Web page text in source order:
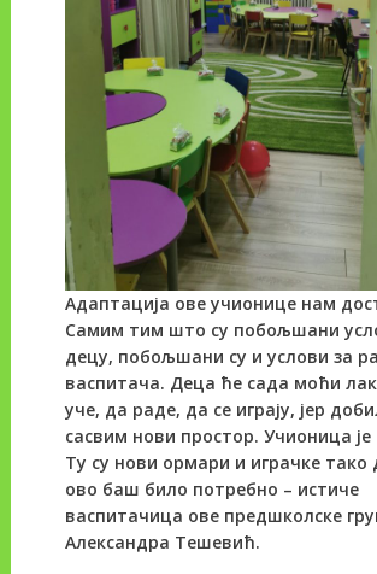
Адаптација ове учионице нам
Самим тим што су побољшани
децу, побољшани су и услови за
васпитача. Деца ће сада моћи
уче, да раде, да се играју, јер
сасвим нови простор. Учионица је
Ту су нови ормари и играчке тако
ово баш било потребно – истиче
васпитачица ове предшколске
Александра Тешевић.